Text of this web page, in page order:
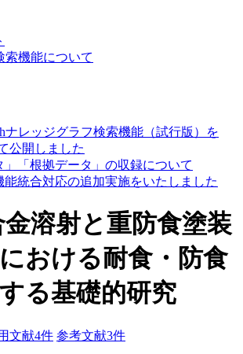
索機能について
ナレッジグラフ検索機能（試行版）を
公開しました
」「根拠データ」の収録について
能統合対応の追加実施をいたしました
溶射と重防食塗装
おける耐食・防食
る基礎的研究
文献4件 参考文献3件